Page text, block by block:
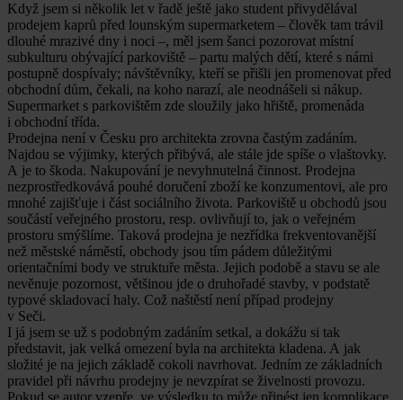
Když jsem si několik let v řadě ještě jako student přivydělával
prodejem kaprů před lounským supermarketem – člověk tam trávil
dlouhé mrazivé dny i noci –, měl jsem šanci pozorovat místní
subkulturu obývající parkoviště – partu malých dětí, které s námi
postupně dospívaly; návštěvníky, kteří se přišli jen promenovat před
obchodní dům, čekali, na koho narazí, ale neodnášeli si nákup.
Supermarket s parkovištěm zde sloužily jako hřiště, promenáda
i obchodní třída.
Prodejna není v Česku pro architekta zrovna častým zadáním.
Najdou se výjimky, kterých přibývá, ale stále jde spíše o vlaštovky.
A je to škoda. Nakupování je nevyhnutelná činnost. Prodejna
nezprostředkovává pouhé doručení zboží ke konzumentovi, ale pro
mnohé zajišťuje i část sociálního života. Parkoviště u obchodů jsou
součástí veřejného prostoru, resp. ovlivňují to, jak o veřejném
prostoru smýšlíme. Taková prodejna je nezřídka frekventovanější
než městské náměstí, obchody jsou tím pádem důležitými
orientačními body ve struktuře města. Jejich podobě a stavu se ale
nevěnuje pozornost, většinou jde o druhořadé stavby, v podstatě
typové skladovací haly. Což naštěstí není případ prodejny
v Seči.
I já jsem se už s podobným zadáním setkal, a dokážu si tak
představit, jak velká omezení byla na architekta kladena. A jak
složité je na jejich základě cokoli navrhovat. Jedním ze základních
pravidel při návrhu prodejny je nevzpírat se živelnosti provozu.
Pokud se autor vzepře, ve výsledku to může přinést jen komplikace.